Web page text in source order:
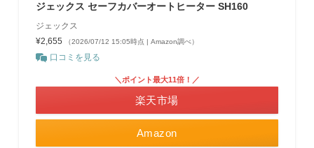
ジェックス セーフカバーオートヒーター SH160
ジェックス
¥2,655
（2026/07/12 15:05時点 | Amazon調べ）
口コミを見る
Amazon
＼ポイント最大11倍！／
楽天市場